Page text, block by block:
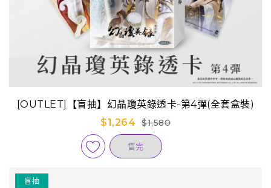
[OUTLET]【盲抽】幻晶瓊英錄透卡-第4彈(全套盒裝)
$1,264
$1,580
售完
盲抽